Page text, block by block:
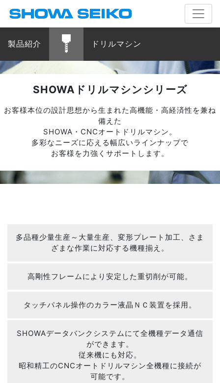
製品紹介 ドリルマシン
SHOWAドリルマシンシリーズ
お客様本位の設計思想から生まれた高機能・高経済性を兼ね
備えた
SHOWA・CNCオートドリルマシン。
多彩なニーズに応える幅広いラインナップで
お客様を力強くサポートします。
多品種少量生産～大量生産、変形プレート加工、さま
ざまな作業に対応する機種揃え。
高剛性フレームにより安定した重切削が可能。
タッチパネル操作のカラー液晶ＮＣ装置を採用。
SHOWAデータバンクシステムにて全機種データ通信
ができます。
従来機にも対応。
昭和精工のCNCオートドリルマシン全機種に接続が
可能です。